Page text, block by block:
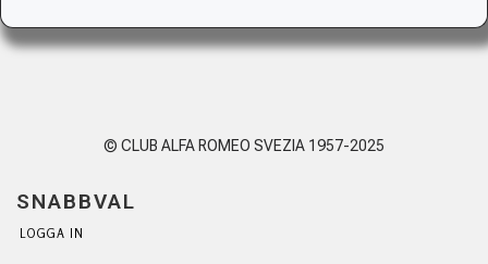
© CLUB ALFA ROMEO SVEZIA 1957-2025
SNABBVAL
LOGGA IN